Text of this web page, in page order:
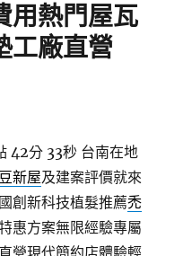
用熱門屋瓦
工廠直營
42分 33秒 台南在地
新屋及建案評價就來
創新科技植髮推薦禿
惠方案無限經驗專屬
營現代簡約店體驗輕